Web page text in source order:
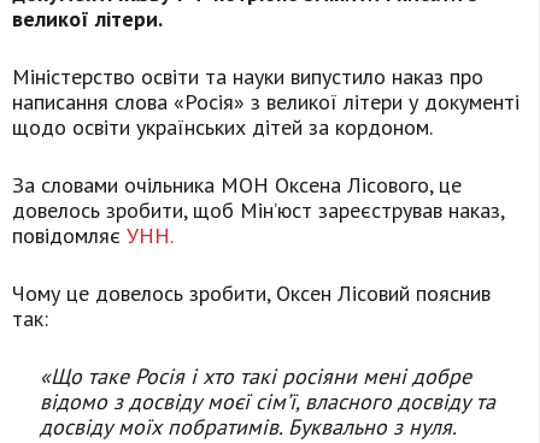
великої літери.
Міністерство освіти та науки випустило наказ про
написання слова «Росія» з великої літери у документі
щодо освіти українських дітей за кордоном.
За словами очільника МОН Оксена Лісового, це
довелось зробити, щоб Мінʼюст зареєстрував наказ,
повідомляє УНН.
Чому це довелось зробити, Оксен Лісовий пояснив
так:
«Що таке Росія і хто такі росіяни мені добре
відомо з досвіду моєї сімʼї, власного досвіду та
досвіду моїх побратимів. Буквально з нуля.